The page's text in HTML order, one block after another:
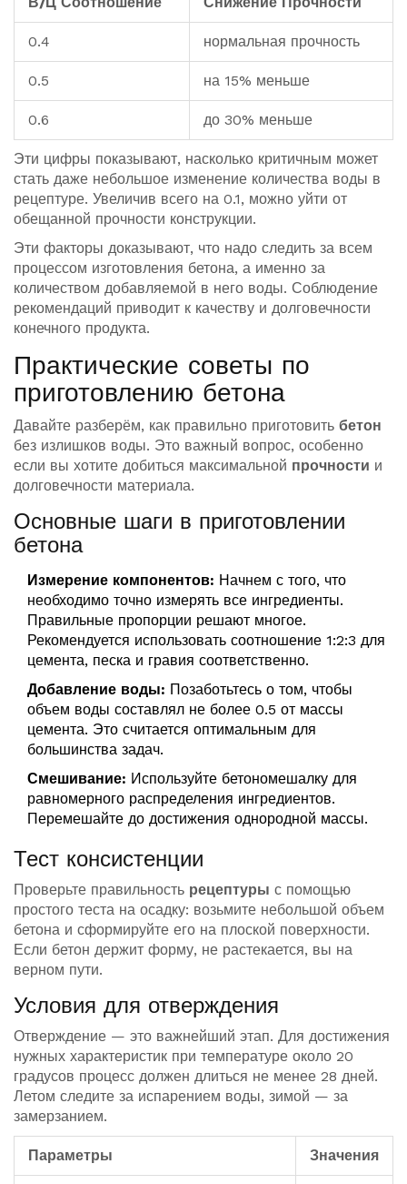
0.4 нормальная прочность
0.5 на 15% меньше
0.6 до 30% меньше
Эти цифры показывают, насколько критичным может
стать даже небольшое изменение количества воды в
рецептуре. Увеличив всего на 0.1, можно уйти от
обещанной прочности конструкции.
Эти факторы доказывают, что надо следить за всем
процессом изготовления бетона, а именно за
количеством добавляемой в него воды. Соблюдение
рекомендаций приводит к качеству и долговечности
конечного продукта.
Практические советы по
приготовлению бетона
Давайте разберём, как правильно приготовить бетон
без излишков воды. Это важный вопрос, особенно
если вы хотите добиться максимальной прочности и
долговечности материала.
Основные шаги в приготовлении
бетона
Измерение компонентов: Начнем с того, что
необходимо точно измерять все ингредиенты.
Правильные пропорции решают многое.
Рекомендуется использовать соотношение 1:2:3 для
цемента, песка и гравия соответственно.
Добавление воды: Позаботьтесь о том, чтобы
объем воды составлял не более 0.5 от массы
цемента. Это считается оптимальным для
большинства задач.
Смешивание: Используйте бетономешалку для
равномерного распределения ингредиентов.
Перемешайте до достижения однородной массы.
Тест консистенции
Проверьте правильность рецептуры с помощью
простого теста на осадку: возьмите небольшой объем
бетона и сформируйте его на плоской поверхности.
Если бетон держит форму, не растекается, вы на
верном пути.
Условия для отверждения
Отверждение — это важнейший этап. Для достижения
нужных характеристик при температуре около 20
градусов процесс должен длиться не менее 28 дней.
Летом следите за испарением воды, зимой — за
замерзанием.
Параметры Значения